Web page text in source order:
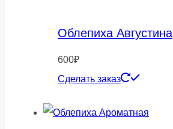
Облепиха Августина
600₽
Сделать заказ